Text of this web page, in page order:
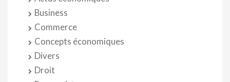
Business
Commerce
Concepts économiques
Divers
Droit